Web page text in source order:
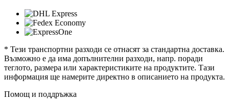
* Тези транспортни разходи се отнасят за стандартна доставка.
Възможно е да има допълнителни разходи, напр. поради
теглото, размера или характеристиките на продуктите. Тази
информация ще намерите директно в описанието на продукта.
Помощ и поддръжка